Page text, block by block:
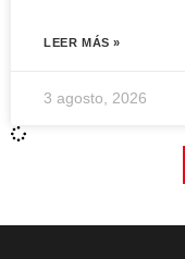
LEER MÁS »
3 agosto, 2026